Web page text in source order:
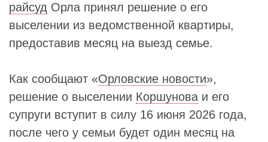
райсуд Орла принял решение о его
выселении из ведомственной квартиры,
предоставив месяц на выезд семье.
Как сообщают «Орловские новости»,
решение о выселении Коршунова и его
супруги вступит в силу 16 июня 2026 года,
после чего у семьи будет один месяц на